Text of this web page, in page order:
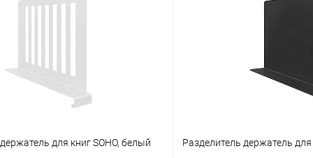
для книг SOHO, белый Разделитель держатель для